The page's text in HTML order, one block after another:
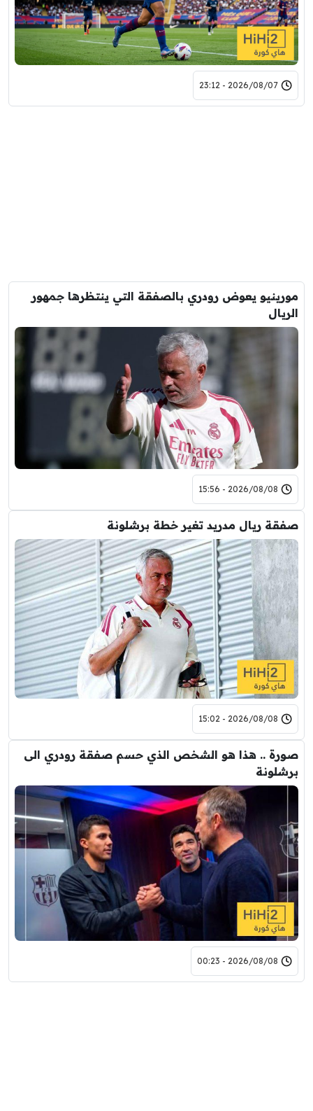
2026/08/07 - 23:12
مورينيو يعوض رودري بالصفقة التي ينتظرها جمهور
الريال
2026/08/08 - 15:56
صفقة ريال مدريد تغير خطة برشلونة
2026/08/08 - 15:02
صورة .. هذا هو الشخص الذي حسم صفقة رودري الى
برشلونة
2026/08/08 - 00:23